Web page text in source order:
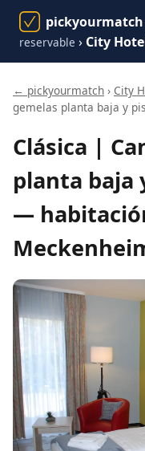
pickyourmatch
reservable › City
← pickyourmatch › City
gemelas planta baja y
Clásica |
planta baja
—